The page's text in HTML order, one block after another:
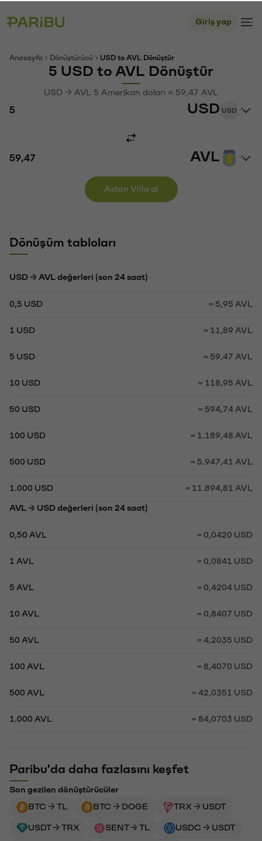
Giriş yap
Anasayfa Dönüştürücü USD to AVL Dönüştür
5 USD to AVL Dönüştür
USD → AVL 5 Amerikan doları ≈ 59,47 AVL
USD USD
AVL
Aston Villa al
Dönüşüm tabloları
USD → AVL değerleri (son 24 saat)
0,5 USD = 5,95 AVL
1 USD = 11,89 AVL
5 USD = 59,47 AVL
10 USD = 118,95 AVL
50 USD = 594,74 AVL
100 USD = 1.189,48 AVL
500 USD = 5.947,41 AVL
1.000 USD = 11.894,81 AVL
AVL → USD değerleri (son 24 saat)
0,50 AVL = 0,0420 USD
1 AVL = 0,0841 USD
5 AVL = 0,4204 USD
10 AVL = 0,8407 USD
50 AVL = 4,2035 USD
100 AVL = 8,4070 USD
500 AVL = 42,0351 USD
1.000 AVL = 84,0703 USD
Paribu'da daha fazlasını keşfet
Son gezilen dönüştürücüler
BTC → TL
BTC → DOGE TRX → USDT
USDT → TRX SENT → TL USDC → USDT